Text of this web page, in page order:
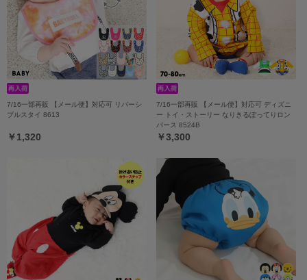
7/16一部再販 【メール便】対応可 リバーシ
ブルスタイ 8613
￥1,320
7/16一部再販 【メール便】対応可 ディズニ
ー トイ・ストーリー なりきるぽってりロン
パース 8524B
￥3,300